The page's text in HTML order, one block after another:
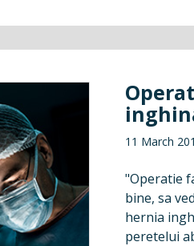
11 March
"Operatie
bine, sa
hernia
peretelui